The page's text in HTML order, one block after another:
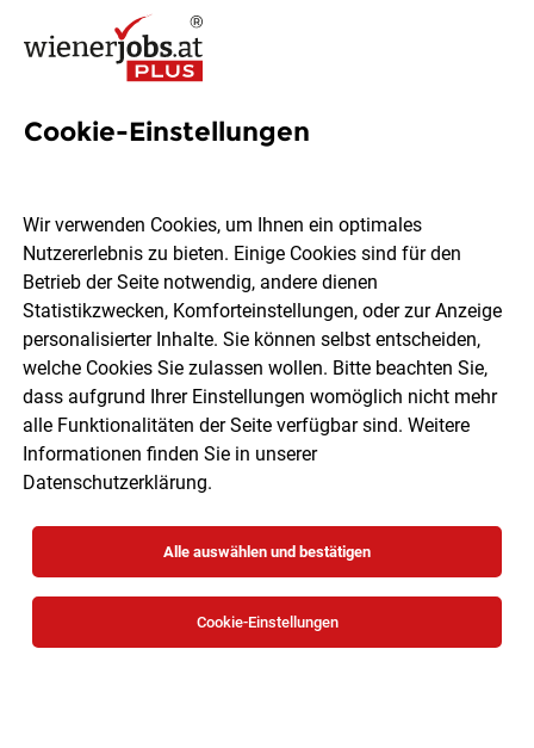
Allgemeinmediziner:in
Reaktion
Gesundheitszentrum für Selbständige
Wien Vollzeit Teilzeit 05.08.2026
Cookie-Einstellungen
Wir verwenden Cookies, um Ihnen ein optimales
Nutzererlebnis zu bieten. Einige Cookies sind für den
Betrieb der Seite notwendig, andere dienen
Statistikzwecken, Komforteinstellungen, oder zur Anzeige
personalisierter Inhalte. Sie können selbst entscheiden,
welche Cookies Sie zulassen wollen. Bitte beachten Sie,
dass aufgrund Ihrer Einstellungen womöglich nicht mehr
alle Funktionalitäten der Seite verfügbar sind. Weitere
Informationen finden Sie in unserer
Datenschutzerklärung.
Alle auswählen und bestätigen
Cookie-Einstellungen